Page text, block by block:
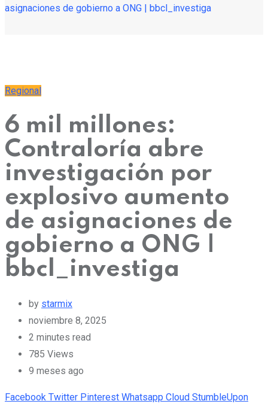
asignaciones de gobierno a ONG | bbcl_investiga
Regional
6 mil millones:
Contraloría abre
investigación por
explosivo aumento
de asignaciones de
gobierno a ONG |
bbcl_investiga
by starmix
noviembre 8, 2025
2 minutes read
785 Views
9 meses ago
Facebook Twitter Pinterest Whatsapp Cloud StumbleUpon